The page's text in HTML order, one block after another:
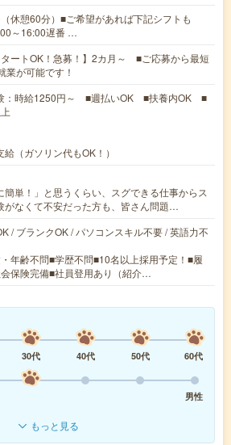
休憩60分）■ご希望があれば下記シフトも
～16:00遅番 …
タートOK！急募！】2カ月～ ■ご応募から最短
業が可能です！
：時給1250円～ ■週払いOK ■扶養内OK ■
（ガソリン代もOK！）
簡単！」と思うくらい、スグできる仕事からス
がなくて不安だった方も、皆さん問題…
/ ブランクOK / パソコンスキル不要 / 英語力不
年齢不問■学歴不問■10名以上採用予定！■履
保険完備■社員登用あり（紹介…
30代 40代 50代
60代
男性
もっと見る